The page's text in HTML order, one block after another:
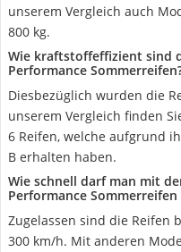
unserem Vergleich auch
800 kg.
Wie kraftstoffeffizient sind
Performance
Diesbezüglich wurden die
unserem Vergleich finden
6 Reifen, welche aufgrund
B erhalten haben.
Wie schnell darf man mit
Performance Sommerreifen
Zugelassen sind die Reifen
300 km/h. Mit anderen